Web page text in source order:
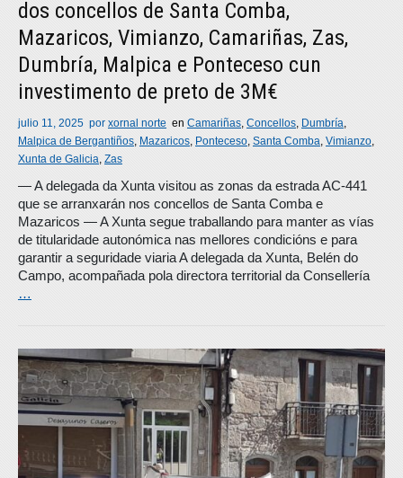
dos concellos de Santa Comba,
Mazaricos, Vimianzo, Camariñas, Zas,
Dumbría, Malpica e Ponteceso cun
investimento de preto de 3M€
julio 11, 2025 por xornal norte en Camariñas, Concellos, Dumbría,
Malpica de Bergantiños, Mazaricos, Ponteceso, Santa Comba, Vimianzo,
Xunta de Galicia, Zas
― A delegada da Xunta visitou as zonas da estrada AC-441
que se arranxarán nos concellos de Santa Comba e
Mazaricos ― A Xunta segue traballando para manter as vías
de titularidade autonómica nas mellores condicións e para
garantir a seguridade viaria A delegada da Xunta, Belén do
Campo, acompañada pola directora territorial da Consellería
…